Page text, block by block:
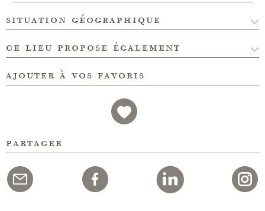
situation géographique
ce lieu propose également
ajouter à vos favoris
partager